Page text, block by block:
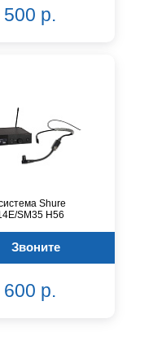
500 р.
Shure
SM35 H56
Звоните
600 р.